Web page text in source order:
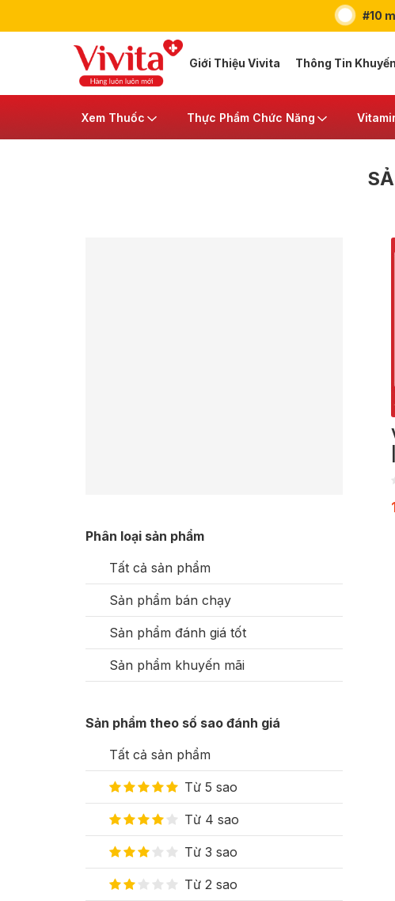
#10
Giới Thiệu Vivita Thông Tin
Xem Thuốc Thực Phẩm Chức Năng
Phân loại sản phẩm
Tất cả sản phẩm
Sản phẩm bán chạy
Sản phẩm đánh giá tốt
Sản phẩm khuyến mãi
Sản phẩm theo số sao đánh giá
Tất cả sản phẩm
Từ 5 sao
Từ 4 sao
Từ 3 sao
Từ 2 sao